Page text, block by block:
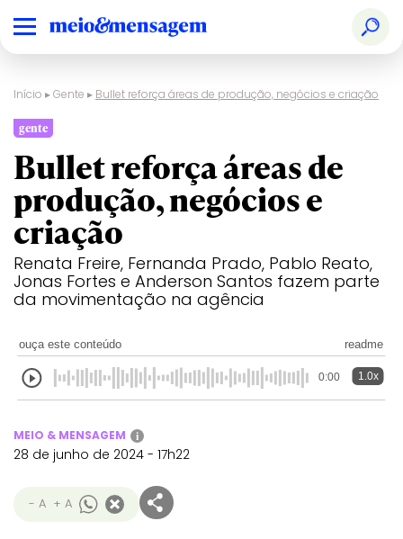
Início ▸Gente ▸ Bullet reforça áreas de produção, negócios e criação
gente
Bullet reforça áreas de
produção, negócios e
criação
Renata Freire, Fernanda Prado, Pablo Reato,
Jonas Fortes e Anderson Santos fazem parte
da movimentação na agência
ouça este conteúdo readme
0:00 1.0x
MEIO & MENSAGEM i
28 de junho de 2024 - 17h22
- A + A